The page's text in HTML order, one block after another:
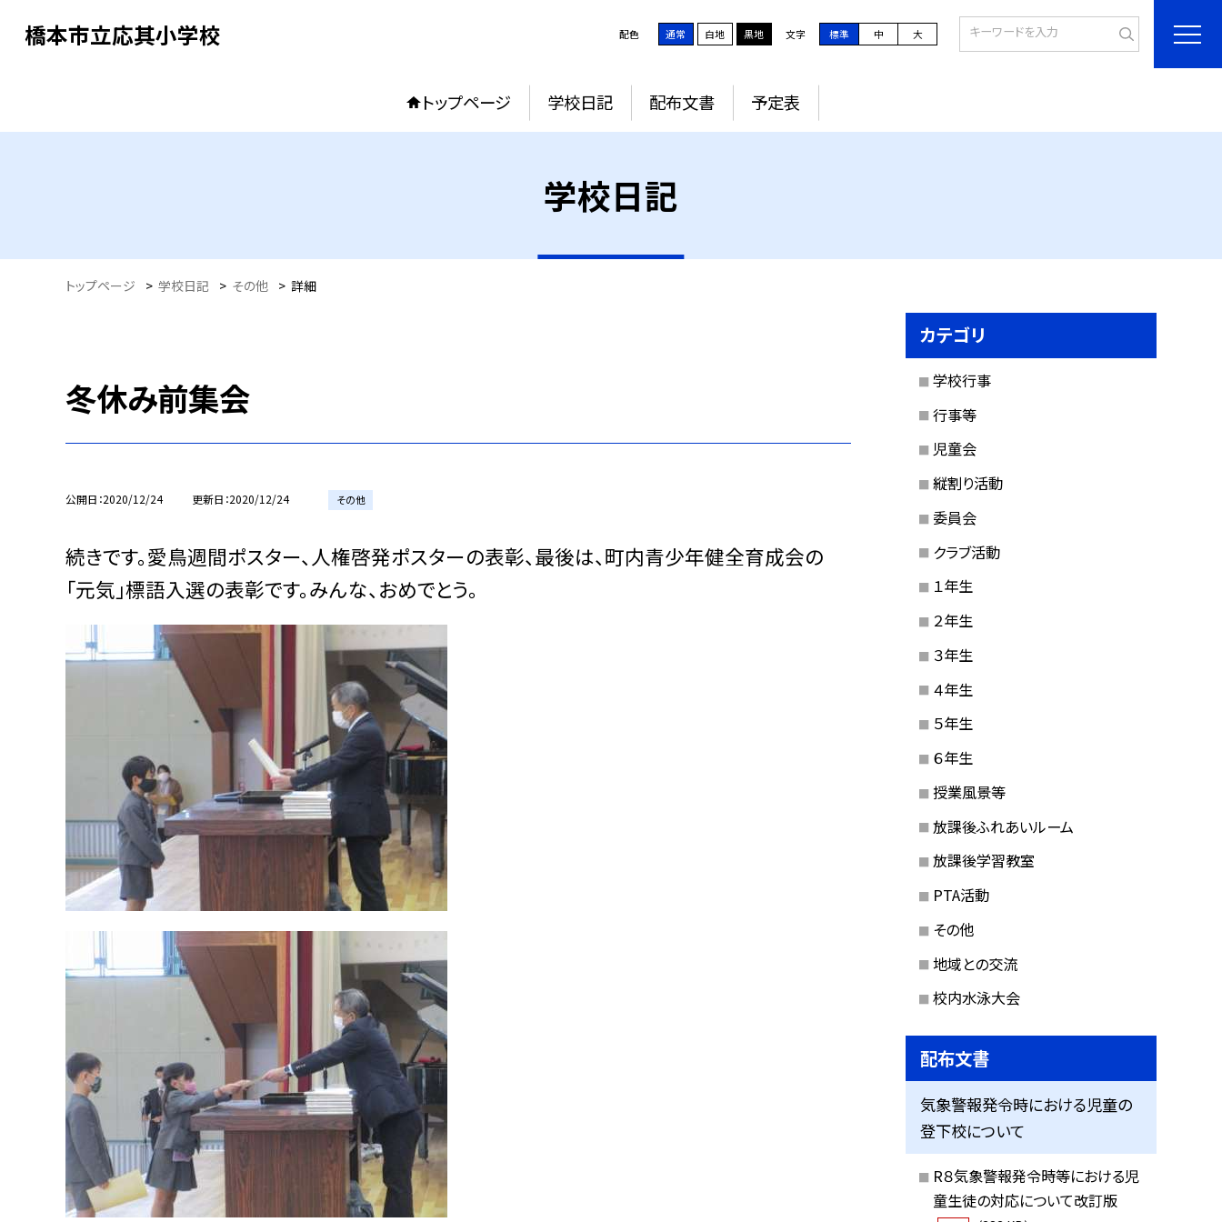
橋本市立応其小学校 配色 通常 白地 黒地 文字 標準 中 大
トップページ 学校日記 配布文書 予定表
学校日記
トップページ > 学校日記 > その他 > 詳細
冬休み前集会
公開日 2020/12/24 更新日 2020/12/24 その他
続きです。愛鳥週間ポスター、人権啓発ポスターの表彰、最後は、町内青少年健全育成会の
「元気」標語入選の表彰です。みんな、おめでとう。
カテゴリ
学校行事
行事等
児童会
縦割り活動
委員会
クラブ活動
１年生
２年生
３年生
４年生
５年生
６年生
授業風景等
放課後ふれあいルーム
放課後学習教室
PTA活動
その他
地域との交流
校内水泳大会
配布文書
気象警報発令時における児童の
登下校について
R８気象警報発令時等における児
童生徒の対応について改訂版